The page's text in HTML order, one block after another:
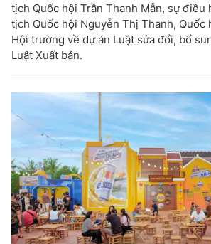
tịch Quốc hội Trần Thanh Mẫn, sự điều
tịch Quốc hội Nguyễn Thị Thanh, Quốc
Hội trường về dự án Luật sửa đổi, bổ
Luật Xuất bản.